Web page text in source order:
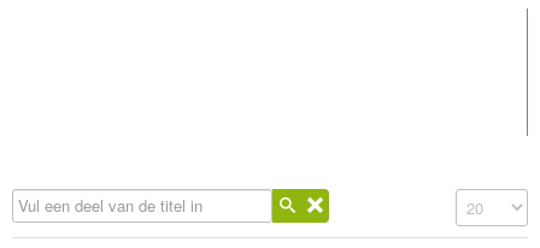
Vul een deel van de titel in Toon #